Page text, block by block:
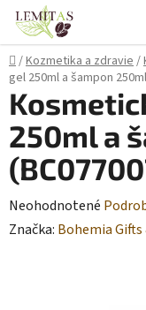
Prejsť
obsah
Domov
/Kozmetika a zdravie/
gel 250ml a šampon
250ml a
Priemerné
hodnotenie
Neohodnotené
Značka: Bohemia